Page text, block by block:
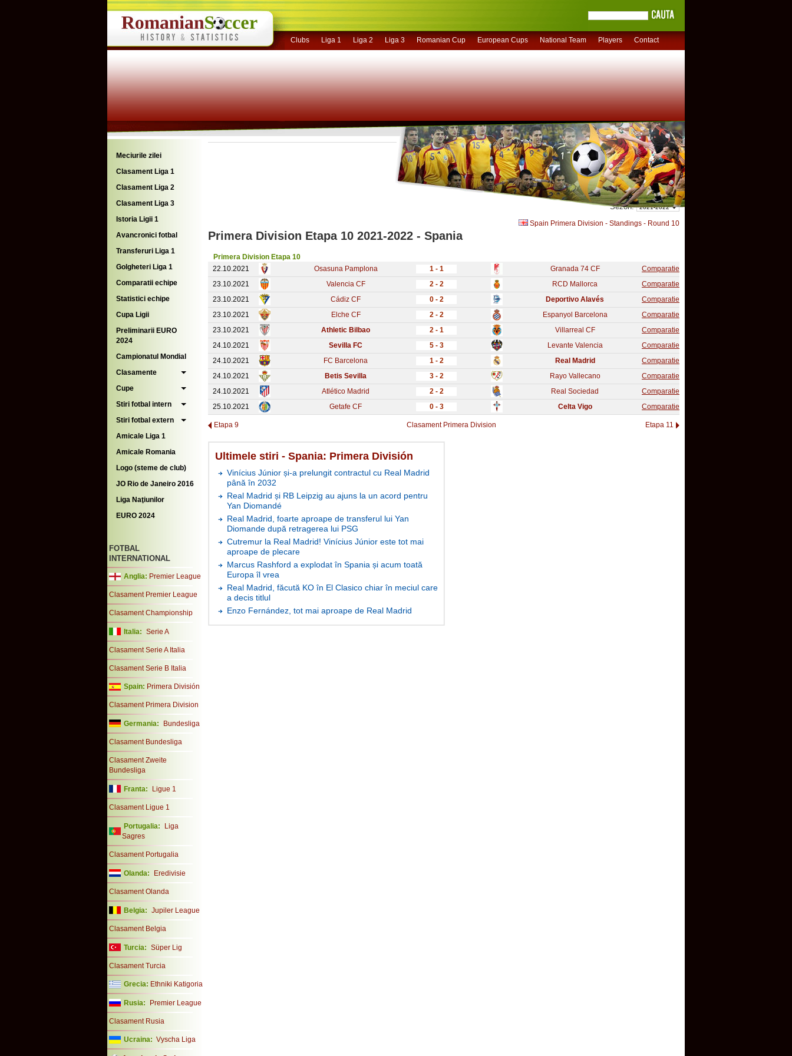
Clubs Liga 1 Liga 2 Liga 3 Romanian Cup European Cups National Team Players Contact
Meciurile zilei
Clasament Liga 1
Clasament Liga 2
Clasament Liga 3
Istoria Ligii 1
Avancronici fotbal
Transferuri Liga 1
Golgheteri Liga 1
Comparatii echipe
Statistici echipe
Cupa Ligii
Preliminarii EURO
2024
Campionatul Mondial
Clasamente
Cupe
Stiri fotbal intern
Stiri fotbal extern
Amicale Liga 1
Amicale Romania
Logo (steme de club)
JO Rio de Janeiro 2016
Liga Naţiunilor
EURO 2024
FOTBAL
INTERNATIONAL
Anglia: Premier League
Clasament Premier League
Clasament Championship
Italia: Serie A
Clasament Serie A Italia
Clasament Serie B Italia
Spain: Primera División
Clasament Primera Division
Germania: Bundesliga
Clasament Bundesliga
Clasament Zweite
Bundesliga
Franta: Ligue 1
Clasament Ligue 1
Portugalia:
Liga
Sagres
Clasament Portugalia
Olanda: Eredivisie
Clasament Olanda
Belgia: Jupiler League
Clasament Belgia
Turcia: Süper Lig
Clasament Turcia
Grecia: Ethniki Katigoria
Rusia: Premier League
Clasament Rusia
Ucraina: Vyscha Liga
Sezon:
Primera Division Etapa 10 2021-2022 - Spania
Spain Primera Division - Standings - Round 10
Primera Division Etapa 10
22.10.2021
Osasuna Pamplona 1 - 1 Granada 74 CF
Comparatie
23.10.2021
Valencia CF 2 - 2 RCD Mallorca
Comparatie
23.10.2021
Cádiz CF 0 - 2 Deportivo Alavés
Comparatie
23.10.2021
Elche CF 2 - 2 Espanyol Barcelona
Comparatie
23.10.2021
Athletic Bilbao 2 - 1 Villarreal CF
Comparatie
24.10.2021
Sevilla FC 5 - 3 Levante Valencia
Comparatie
24.10.2021
FC Barcelona 1 - 2 Real Madrid
Comparatie
24.10.2021
Betis Sevilla 3 - 2 Rayo Vallecano
Comparatie
24.10.2021
Atlético Madrid 2 - 2 Real Sociedad
Comparatie
25.10.2021
Getafe CF 0 - 3 Celta Vigo Comparatie
Etapa 9 Clasament Primera Division Etapa 11
Ultimele stiri - Spania: Primera División
Vinícius Júnior și-a prelungit contractul cu Real Madrid
până în 2032
Real Madrid și RB Leipzig au ajuns la un acord pentru
Yan Diomandé
Real Madrid, foarte aproape de transferul lui Yan
Diomande după retragerea lui PSG
Cutremur la Real Madrid! Vinícius Júnior este tot mai
aproape de plecare
Marcus Rashford a explodat în Spania și acum toată
Europa îl vrea
Real Madrid, făcută KO în El Clasico chiar în meciul care
a decis titlul
Enzo Fernández, tot mai aproape de Real Madrid